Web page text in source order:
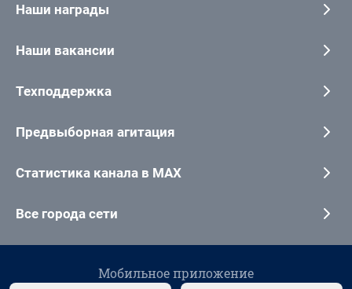
Наши награды
Наши вакансии
Техподдержка
Предвыборная агитация
Статистика канала в MAX
Все города сети
Мобильное приложение